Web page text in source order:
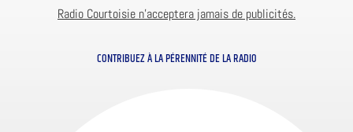
Radio Courtoisie n’acceptera jamais de publicités.
CONTRIBUEZ À LA PÉRENNITÉ DE LA RADIO